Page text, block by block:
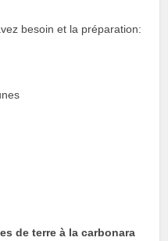
besoin et la préparation:
de terre à la carbonara